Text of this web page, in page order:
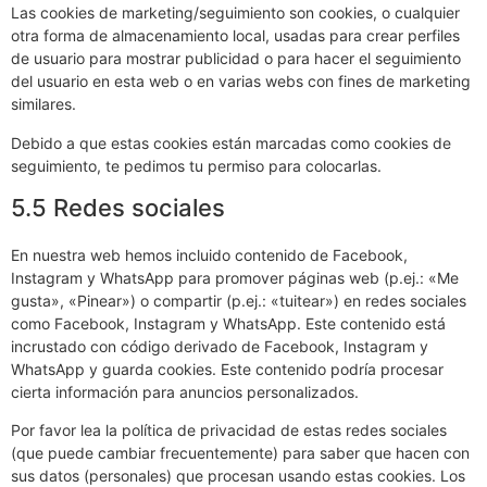
Las cookies de marketing/seguimiento son cookies, o cualquier
otra forma de almacenamiento local, usadas para crear perfiles
de usuario para mostrar publicidad o para hacer el seguimiento
del usuario en esta web o en varias webs con fines de marketing
similares.
Debido a que estas cookies están marcadas como cookies de
seguimiento, te pedimos tu permiso para colocarlas.
5.5 Redes sociales
En nuestra web hemos incluido contenido de Facebook,
Instagram y WhatsApp para promover páginas web (p.ej.: «Me
gusta», «Pinear») o compartir (p.ej.: «tuitear») en redes sociales
como Facebook, Instagram y WhatsApp. Este contenido está
incrustado con código derivado de Facebook, Instagram y
WhatsApp y guarda cookies. Este contenido podría procesar
cierta información para anuncios personalizados.
Por favor lea la política de privacidad de estas redes sociales
(que puede cambiar frecuentemente) para saber que hacen con
sus datos (personales) que procesan usando estas cookies. Los